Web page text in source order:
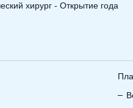
хирург - Открытие года